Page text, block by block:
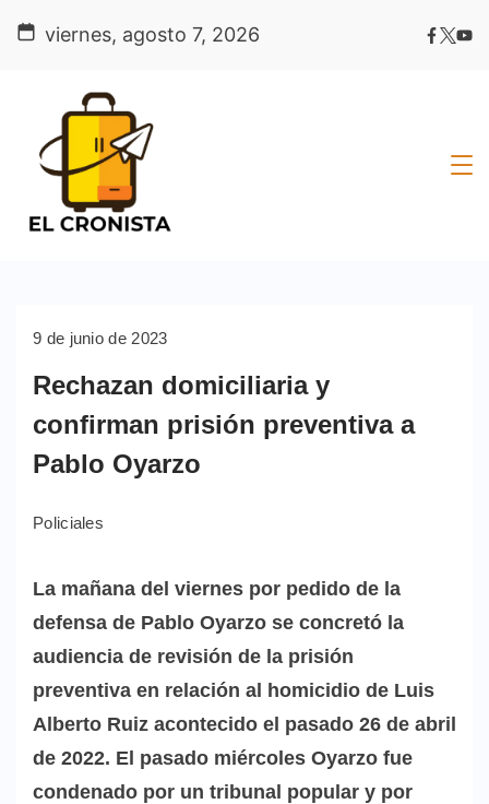
viernes, agosto 7, 2026
9 de junio de 2023
Rechazan domiciliaria y
confirman prisión preventiva a
Pablo Oyarzo
Policiales
La mañana del viernes por pedido de la
defensa de Pablo Oyarzo se concretó la
audiencia de revisión de la prisión
preventiva en relación al homicidio de Luis
Alberto Ruiz acontecido el pasado 26 de abril
de 2022. El pasado miércoles Oyarzo fue
condenado por un tribunal popular y por